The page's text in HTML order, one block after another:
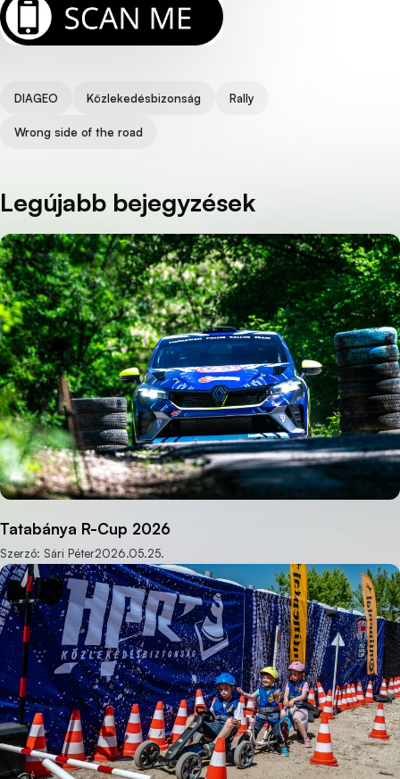
Tags
DIAGEO Közlekedésbizonság Rally
Wrong side of the road
Legújabb bejegyzések
Tatabánya R-Cup 2026
Szerző: Sári Péter2026.05.25.